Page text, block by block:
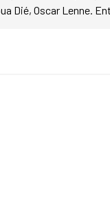
Dié, Oscar Lenne.